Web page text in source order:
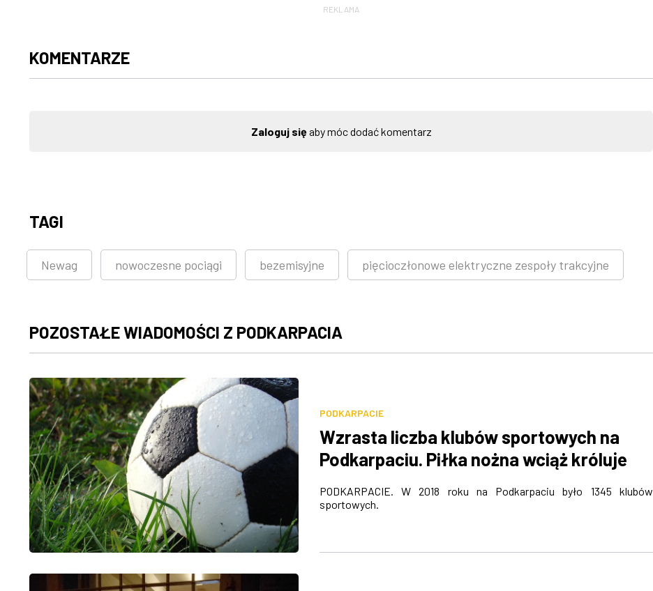
REKLAMA
KOMENTARZE
Zaloguj sięaby móc dodać komentarz
TAGI
Newag nowoczesne pociągi bezemisyjne pięcioczłonowe elektryczne zespoły trakcyjne
POZOSTAŁE WIADOMOŚCI Z PODKARPACIA
PODKARPACIE
Wzrasta liczba klubów sportowych na
Podkarpaciu. Piłka nożna wciąż króluje
PODKARPACIE. W 2018 roku na Podkarpaciu było 1345 klubów
sportowych.